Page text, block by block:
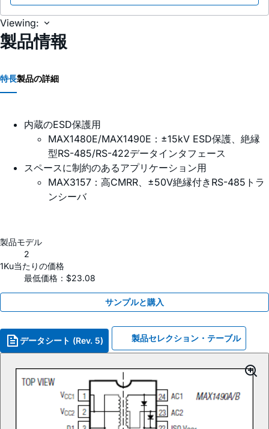
Viewing:
製品情報
特長製品の詳細
内蔵のESD保護用
MAX1480E/MAX1490E：±15kV ESD保護、絶縁
型RS-485/RS-422データインタフェース
スペースに制約のあるアプリケーション用
MAX3157：高CMRR、±50V絶縁付きRS-485トラ
ンシーバ
製品モデル
2
1Ku当たりの価格
最低価格：$23.08
サンプルと購入
データシート (Rev. 5) 製品セレクション・テーブル